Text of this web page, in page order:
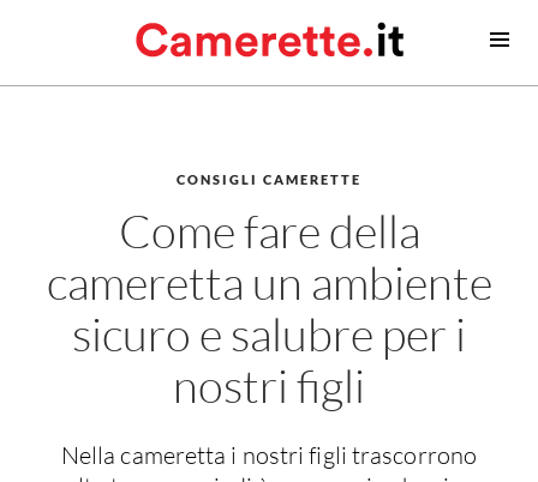
Camerette classiche
Camerette neonato
Camerette neonati
Lettini prima infanzia
CONSIGLI CAMERETTE
Come fare della
cameretta un ambiente
sicuro e salubre per i
nostri figli
Nella cameretta i nostri figli trascorrono